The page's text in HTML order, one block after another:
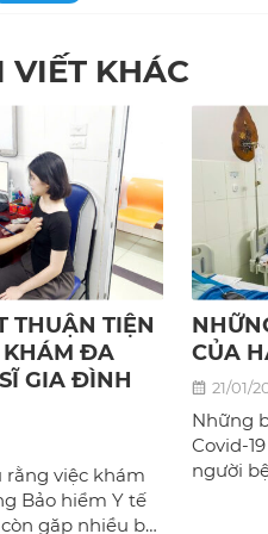
VIẾT KHÁC
THUẬN TIỆN
KHÁM ĐA
GIA ĐÌNH
việc khám
Bảo hiểm Y tế
gặp nhiều bỡ
CỦA
21/01/
Những
Covid-
người